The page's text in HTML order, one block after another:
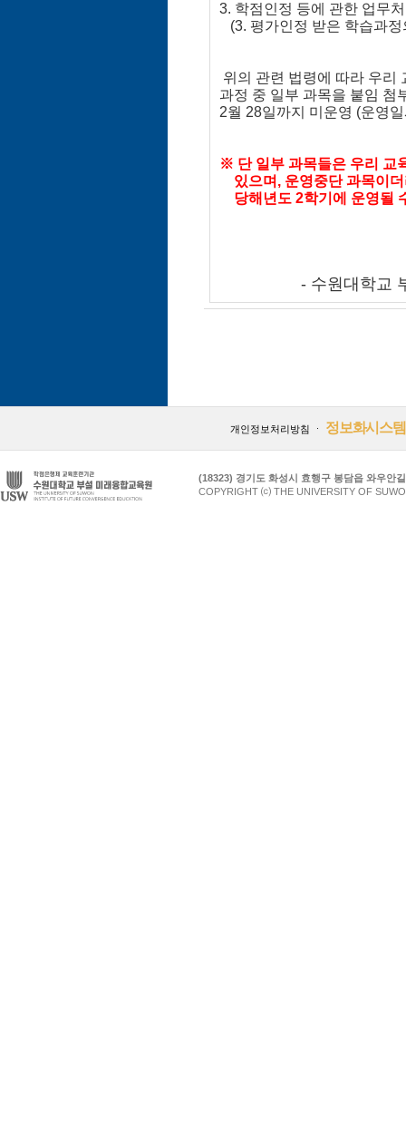
3. 학점인정 등에 관한 업무
(3. 평가인정 받은 학습과
위의 관련 법령에 따라 우리
과정 중 일부 과목을 붙임
2월 28일까지 미운영 (운영
※ 단 일부 과목들은 우리 교
있으며, 운영중단 과목이
당해년도 2학기에 운영될
- 수원대학교 부설
개인정보처리방침 ㆍ 정보화시스템
(18323) 경기도 화성시 효행구 봉담읍 와우안
COPYRIGHT ⒞ THE UNIVERSITY OF